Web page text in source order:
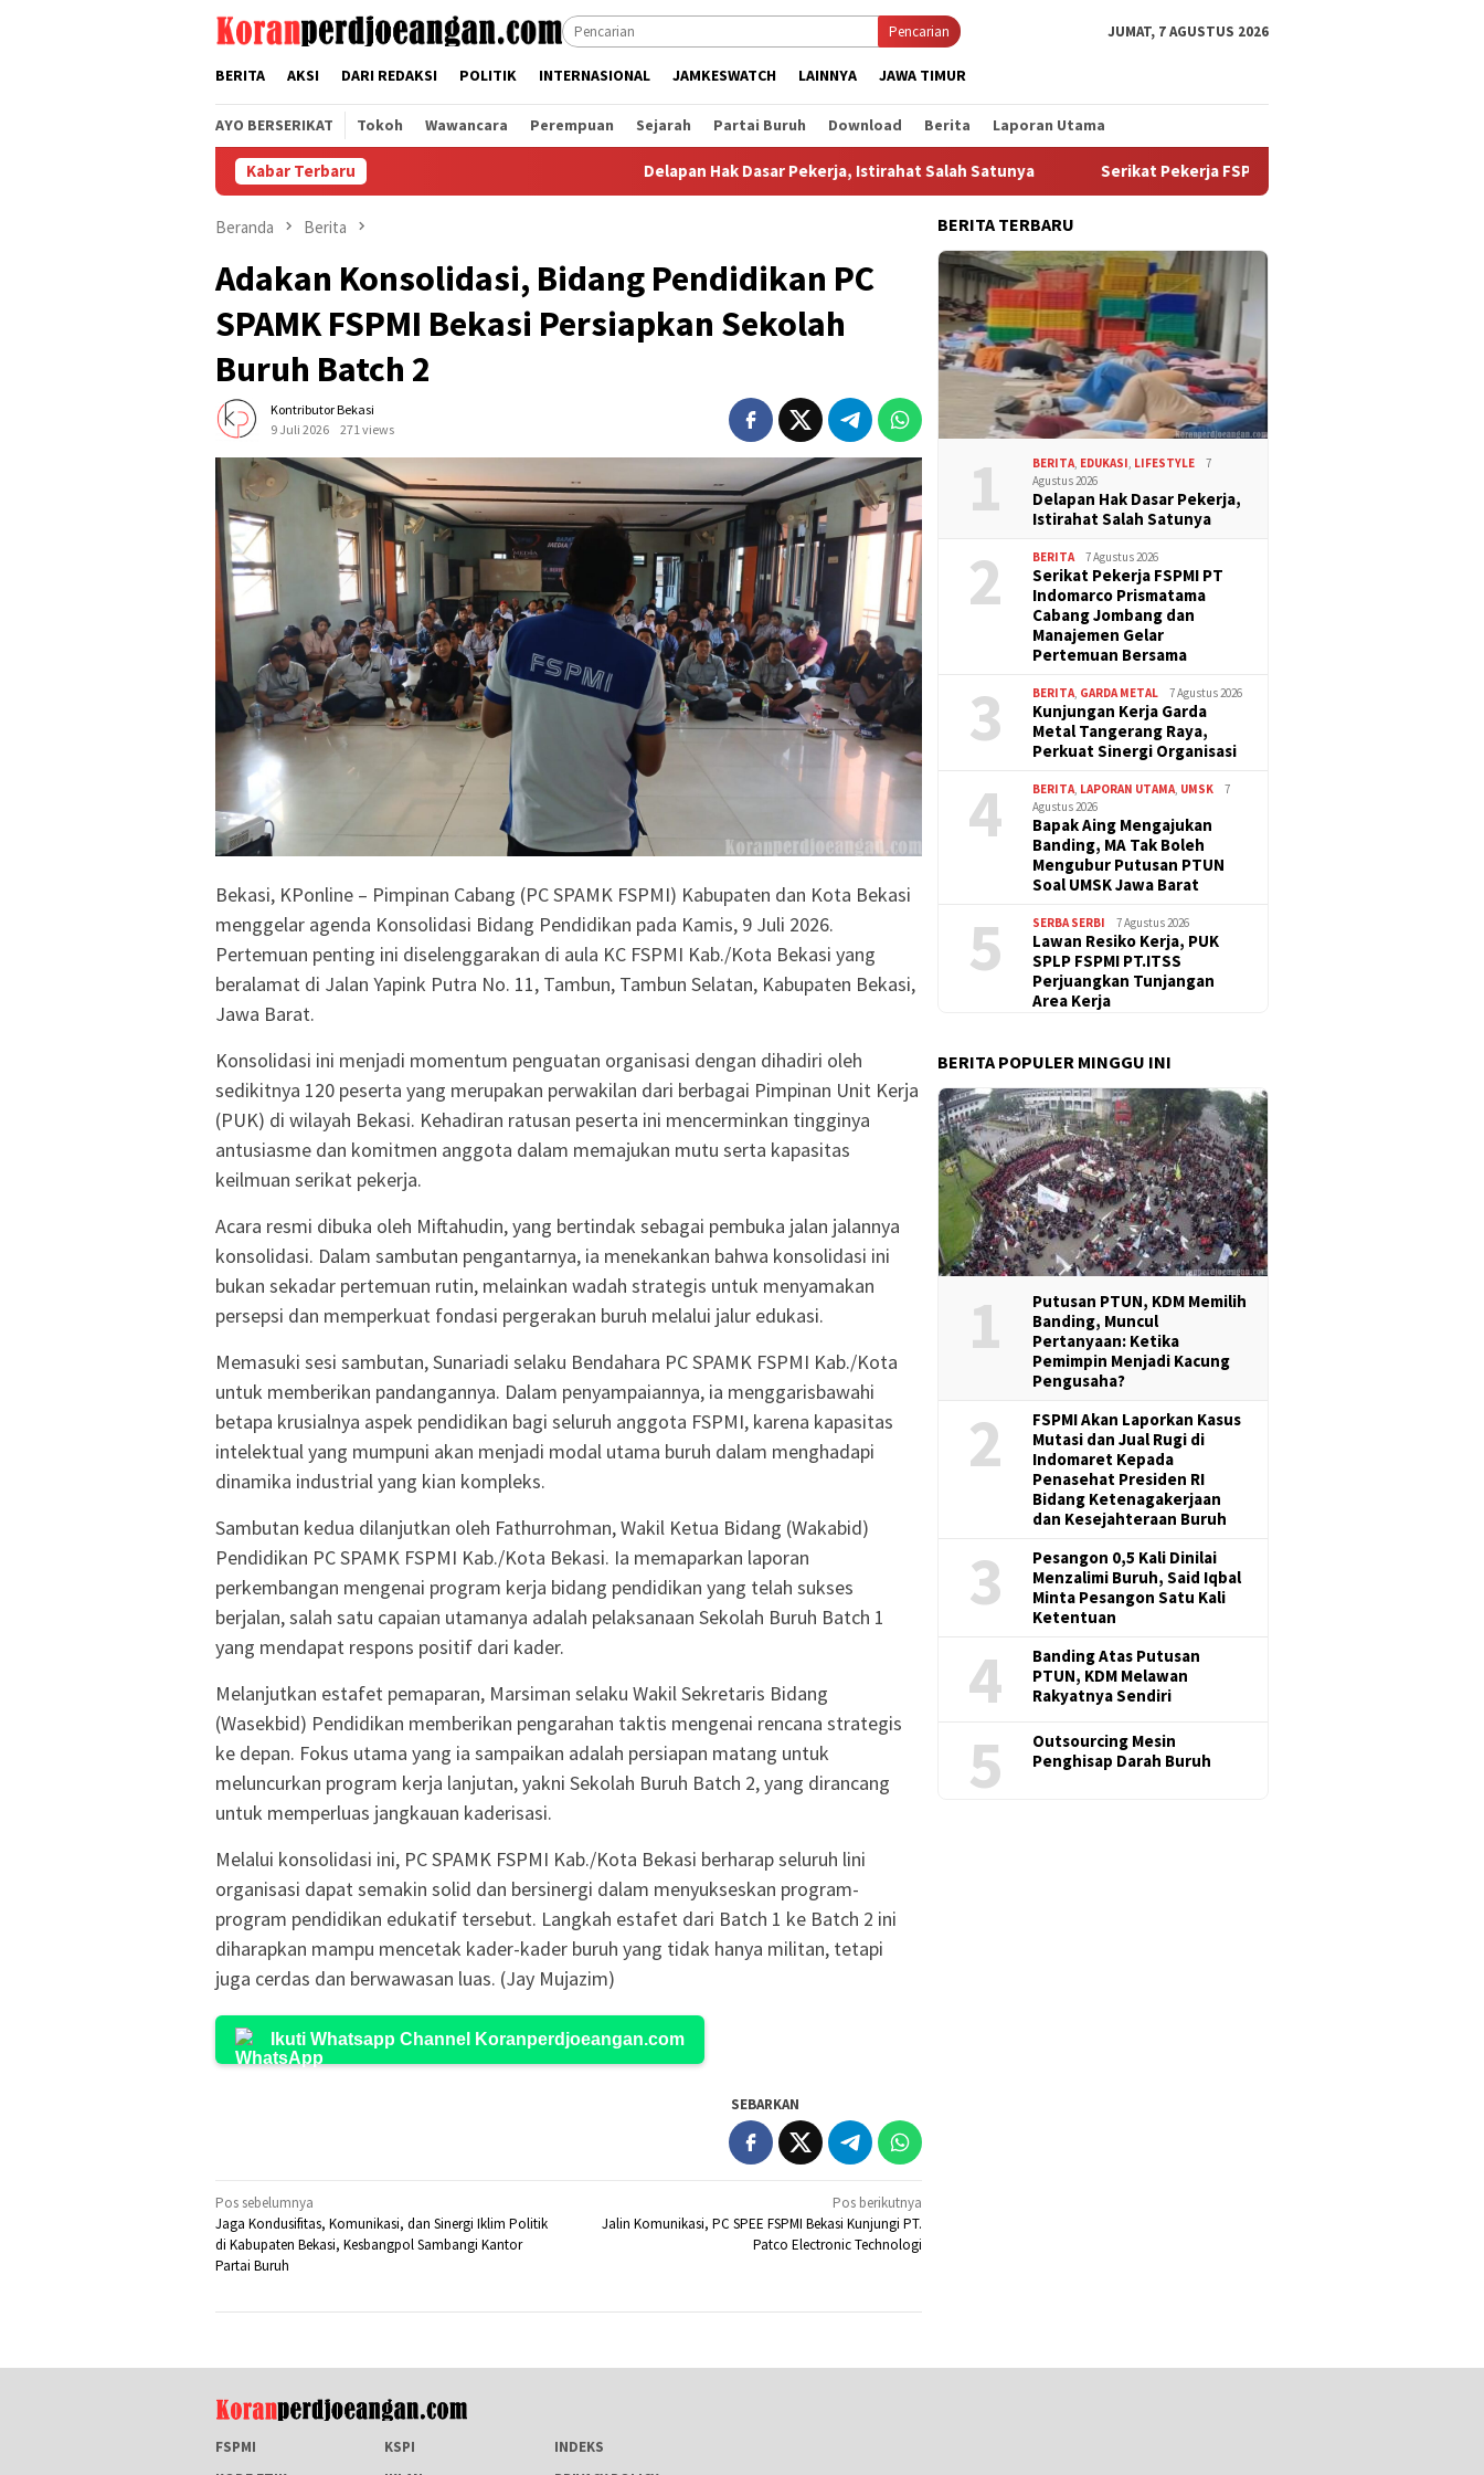
Pencarian JUMAT, 7 AGUSTUS 2026
BERITA AKSI DARI REDAKSI POLITIK INTERNASIONAL JAMKESWATCH LAINNYA JAWA TIMUR
AYO BERSERIKAT Tokoh Wawancara Perempuan Sejarah Partai Buruh Download Berita Laporan Utama
Kabar Terbaru Delapan Hak Dasar Pekerja, Istirahat Salah Satunya Serikat Pekerja FSPMI PT Indomarco Prismatama Cabang
Beranda Berita
Adakan Konsolidasi, Bidang Pendidikan PC
SPAMK FSPMI Bekasi Persiapkan Sekolah
Buruh Batch 2
Kontributor Bekasi
9 Juli 2026
271 views
Bekasi, KPonline – Pimpinan Cabang (PC SPAMK FSPMI) Kabupaten dan Kota Bekasi
menggelar agenda Konsolidasi Bidang Pendidikan pada Kamis, 9 Juli 2026.
Pertemuan penting ini diselenggarakan di aula KC FSPMI Kab./Kota Bekasi yang
beralamat di Jalan Yapink Putra No. 11, Tambun, Tambun Selatan, Kabupaten Bekasi,
Jawa Barat.
Konsolidasi ini menjadi momentum penguatan organisasi dengan dihadiri oleh
sedikitnya 120 peserta yang merupakan perwakilan dari berbagai Pimpinan Unit Kerja
(PUK) di wilayah Bekasi. Kehadiran ratusan peserta ini mencerminkan tingginya
antusiasme dan komitmen anggota dalam memajukan mutu serta kapasitas
keilmuan serikat pekerja.
Acara resmi dibuka oleh Miftahudin, yang bertindak sebagai pembuka jalan jalannya
konsolidasi. Dalam sambutan pengantarnya, ia menekankan bahwa konsolidasi ini
bukan sekadar pertemuan rutin, melainkan wadah strategis untuk menyamakan
persepsi dan memperkuat fondasi pergerakan buruh melalui jalur edukasi.
Memasuki sesi sambutan, Sunariadi selaku Bendahara PC SPAMK FSPMI Kab./Kota
untuk memberikan pandangannya. Dalam penyampaiannya, ia menggarisbawahi
betapa krusialnya aspek pendidikan bagi seluruh anggota FSPMI, karena kapasitas
intelektual yang mumpuni akan menjadi modal utama buruh dalam menghadapi
dinamika industrial yang kian kompleks.
Sambutan kedua dilanjutkan oleh Fathurrohman, Wakil Ketua Bidang (Wakabid)
Pendidikan PC SPAMK FSPMI Kab./Kota Bekasi. Ia memaparkan laporan
perkembangan mengenai program kerja bidang pendidikan yang telah sukses
berjalan, salah satu capaian utamanya adalah pelaksanaan Sekolah Buruh Batch 1
yang mendapat respons positif dari kader.
Melanjutkan estafet pemaparan, Marsiman selaku Wakil Sekretaris Bidang
(Wasekbid) Pendidikan memberikan pengarahan taktis mengenai rencana strategis
ke depan. Fokus utama yang ia sampaikan adalah persiapan matang untuk
meluncurkan program kerja lanjutan, yakni Sekolah Buruh Batch 2, yang dirancang
untuk memperluas jangkauan kaderisasi.
Melalui konsolidasi ini, PC SPAMK FSPMI Kab./Kota Bekasi berharap seluruh lini
organisasi dapat semakin solid dan bersinergi dalam menyukseskan program-
program pendidikan edukatif tersebut. Langkah estafet dari Batch 1 ke Batch 2 ini
diharapkan mampu mencetak kader-kader buruh yang tidak hanya militan, tetapi
juga cerdas dan berwawasan luas. (Jay Mujazim)
Ikuti Whatsapp Channel Koranperdjoeangan.com
SEBARKAN
Navigasi
pos
Pos sebelumnya
Jaga Kondusifitas, Komunikasi, dan Sinergi Iklim Politik
di Kabupaten Bekasi, Kesbangpol Sambangi Kantor
Partai Buruh
Pos berikutnya
Jalin Komunikasi, PC SPEE FSPMI Bekasi Kunjungi PT.
Patco Electronic Technologi
BERITA TERBARU
1 BERITA EDUKASI LIFESTYLE
7
Agustus 2026
Delapan Hak Dasar Pekerja,
Istirahat Salah Satunya
2 BERITA 7 Agustus 2026
Serikat Pekerja FSPMI PT
Indomarco Prismatama
Cabang Jombang dan
Manajemen Gelar
Pertemuan Bersama
3 BERITA GARDA METAL 7 Agustus 2026
Kunjungan Kerja Garda
Metal Tangerang Raya,
Perkuat Sinergi Organisasi
4 BERITA LAPORAN UTAMA UMSK
7
Agustus 2026
Bapak Aing Mengajukan
Banding, MA Tak Boleh
Mengubur Putusan PTUN
Soal UMSK Jawa Barat
5 SERBA SERBI 7 Agustus 2026
Lawan Resiko Kerja, PUK
SPLP FSPMI PT.ITSS
Perjuangkan Tunjangan
Area Kerja
BERITA POPULER MINGGU INI
1
Putusan PTUN, KDM Memilih
Banding, Muncul
Pertanyaan: Ketika
Pemimpin Menjadi Kacung
Pengusaha?
2
FSPMI Akan Laporkan Kasus
Mutasi dan Jual Rugi di
Indomaret Kepada
Penasehat Presiden RI
Bidang Ketenagakerjaan
dan Kesejahteraan Buruh
3
Pesangon 0,5 Kali Dinilai
Menzalimi Buruh, Said Iqbal
Minta Pesangon Satu Kali
Ketentuan
4
Banding Atas Putusan
PTUN, KDM Melawan
Rakyatnya Sendiri
5
Outsourcing Mesin
Penghisap Darah Buruh
FSPMI KSPI
INDEKS